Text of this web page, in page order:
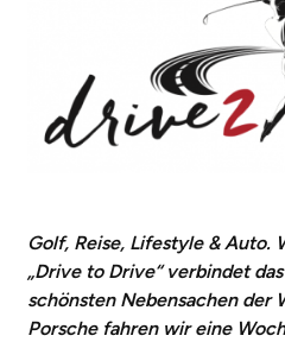
Golf, Reise, Lifestyle & Auto.
„Drive to Drive“ verbindet
schönsten Nebensachen der
Porsche fahren wir eine